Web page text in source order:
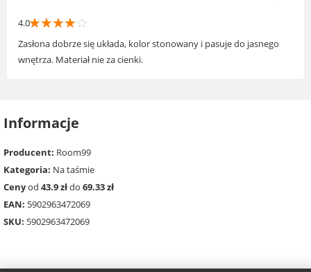
4.0 ☆
☆
☆
☆
☆
Zasłona dobrze się układa, kolor stonowany i pasuje do jasnego
wnętrza. Materiał nie za cienki.
Informacje
Producent: Room99
Kategoria: Na taśmie
Cenyod 43.9 złdo 69.33 zł
EAN: 5902963472069
SKU: 5902963472069